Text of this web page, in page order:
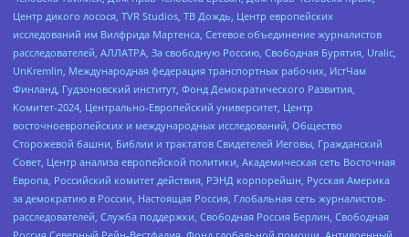
Центр дикого лосося, TVR Studios, ТВ Дождь, Центр европейских
исследований им Вилфрида Мартенса, Сетевое объединение журналистов
расследователей, АЛЛАТРА, За свободную Россию, Свободная Бурятия, Uralic,
UnKremlin, Международная федерация транспортных рабочих, ИстЧам
Финланд, Гудзоновский институт, Фонд Демократического Развития,
Комитет-2024, Центрально-Европейский университет, Центр
восточноевропейских и международных исследований, Общество
Сторожевой башни, Библии и трактатов Свидетелей Иеговы, Гражданский
Совет, Центр анализа европейской политики, Академическая сеть Восточная
Европа, Российский комитет действия, РЭНД корпорейшн, Русская Америка
за демократию в России, Настоящая Россия, Глобальная сеть журналистов-
расследователей, Служба поддержки, Свободная Россия Берлин, Свободная